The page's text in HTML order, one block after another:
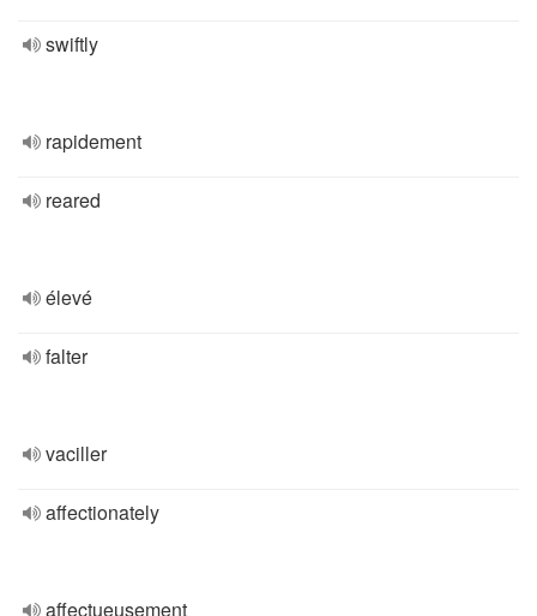
swiftly
rapidement
reared
élevé
falter
vaciller
affectionately
affectueusement